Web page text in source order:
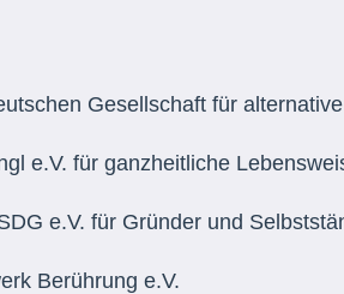
Gesellschaft für
e.V. für ganzheitliche
e.V. für Gründer und
Berührung e.V.